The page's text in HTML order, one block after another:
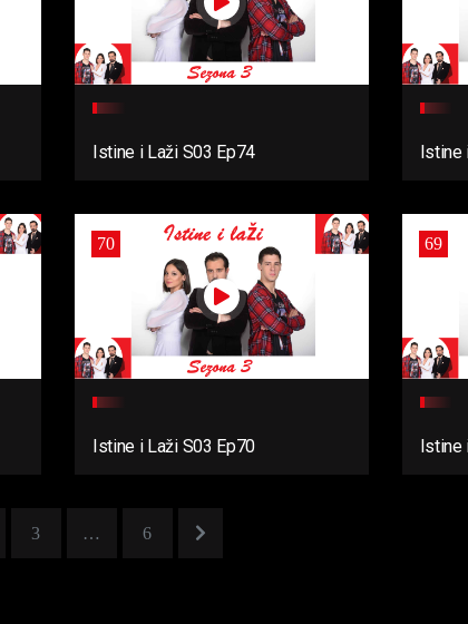
Istine i Laži S03 Ep74
70
Istine i Laži S03 Ep70
69
3 … 6